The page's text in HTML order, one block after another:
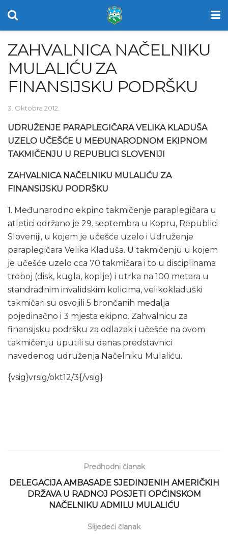
ZAHVALNICA NAČELNIKU
MULALIĆU ZA
FINANSIJSKU PODRŠKU
3. Oktobra 2012.
UDRUŽENJE PARAPLEGIČARA VELIKA KLADUŠA
UZELO UČEŠĆE U MEĐUNARODNOM EKIPNOM
TAKMIČENJU U REPUBLICI SLOVENIJI
ZAHVALNICA NAČELNIKU MULALIĆU ZA
FINANSIJSKU PODRŠKU
1. Međunarodno ekpino takmičenje paraplegičara u
atletici održano je 29. septembra u Kopru, Republici
Sloveniji, u kojem je učešće uzelo i Udruženje
paraplegičara Velika Kladuša. U takmičenju u kojem
je učešće uzelo cca 70 takmičara i to u disciplinama
troboj (disk, kugla, koplje) i utrka na 100 metara u
standradnim invalidskim kolicima, velikokladuški
takmičari su osvojili 5 brončanih medalja
pojedinačno i 3 mjesta ekipno. Zahvalnicu za
finansijsku podršku za odlazak i učešće na ovom
takmičenju uputili su danas predstavnici
navedenog udruženja Načelniku Mulaliću.
{vsig}vrsig/okt12/3{/vsig}
Predhodni članak
DELEGACIJA AMBASADE SJEDINJENIH AMERIČKIH
DRŽAVA U RADNOJ POSJETI OPĆINSKOM
NAČELNIKU ADMILU MULALIĆU
Slijedeći članak